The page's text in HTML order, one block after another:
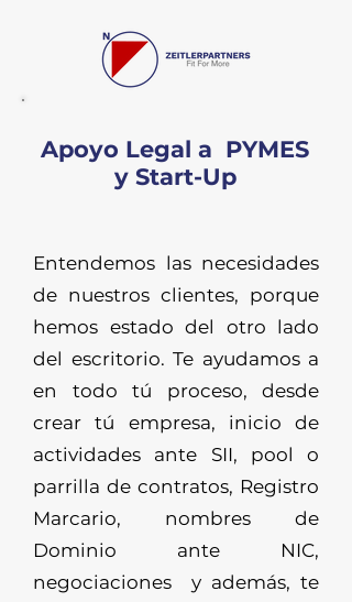
Apoyo Legal a PYMES
y Start-Up
Entendemos las necesidades
de nuestros clientes, porque
hemos estado del otro lado
del escritorio. Te ayudamos a
en todo tú proceso, desde
crear tú empresa, inicio de
actividades ante SII, pool o
parrilla de contratos, Registro
Marcario, nombres de
Dominio ante NIC,
negociaciones y además, te